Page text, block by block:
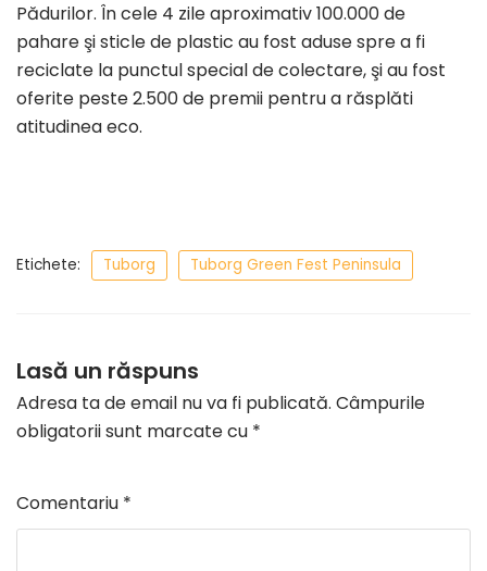
Pădurilor. În cele 4 zile aproximativ 100.000 de
pahare şi sticle de plastic au fost aduse spre a fi
reciclate la punctul special de colectare, şi au fost
oferite peste 2.500 de premii pentru a răsplăti
atitudinea eco.
Etichete: Tuborg Tuborg Green Fest Peninsula
Lasă un răspuns
Adresa ta de email nu va fi publicată. Câmpurile
obligatorii sunt marcate cu *
Comentariu *